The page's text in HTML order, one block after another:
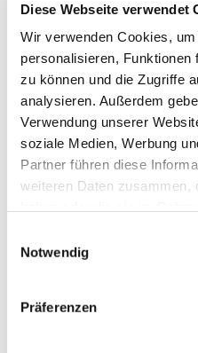
Diese Webseite verwendet
Wir verwenden Cookies,
personalisieren, Funktionen
zu können und die Zugriffe
analysieren. Außerdem
Verwendung unserer
soziale Medien, Werbung
Partner führen diese
weiteren Daten zusammen,
Notwendig
Präferenzen